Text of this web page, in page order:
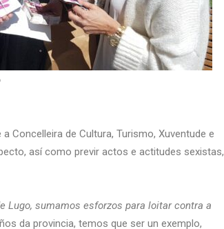
Concelleira de Cultura, Turismo, Xuventude e
así como previr actos e actitudes sexistas,
Lugo, sumamos esforzos para loitar contra a
da provincia, temos que ser un exemplo,